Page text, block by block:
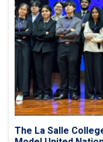
The La Salle